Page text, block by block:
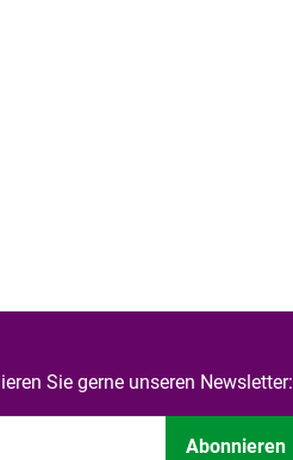
Sie gerne unseren Newsletter:
Abonnieren